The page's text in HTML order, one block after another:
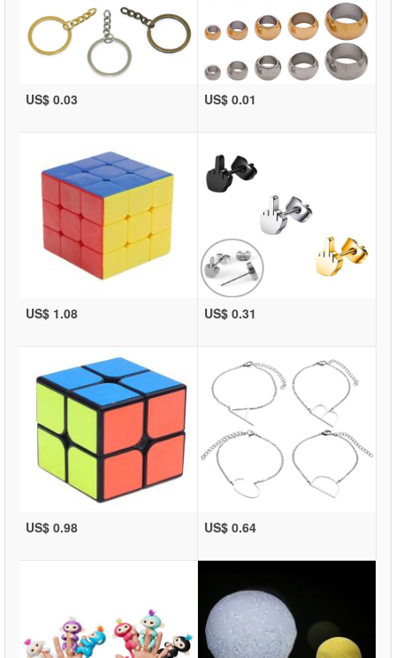
US$ 0.03 US$ 0.01
US$ 1.08 US$ 0.31
US$ 0.98 US$ 0.64